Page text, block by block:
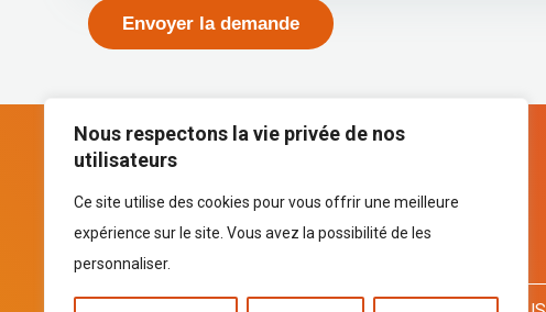
Nous respectons la vie privée de nos
utilisateurs
Ce site utilise des cookies pour vous offrir une meilleure
expérience sur le site. Vous avez la possibilité de les
personnaliser.
Envoyer la demande
Le partenaire numérique des notaires